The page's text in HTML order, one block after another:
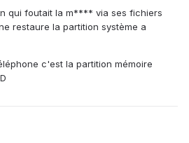
qui foutait la m**** via ses fichiers
restaure la partition système a
c'est la partition mémoire